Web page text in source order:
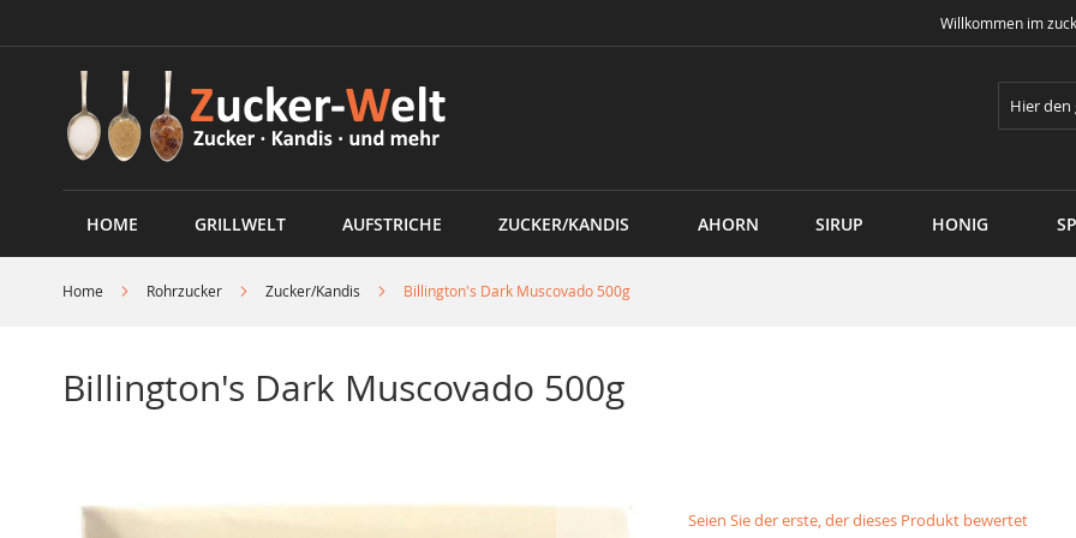
zum
Willkommen im
Suche
HOME GRILLWELT AUFSTRICHE ZUCKER/KANDIS AHORN SIRUP HONIG
Home Rohrzucker Zucker/Kandis Billington's Dark Muscovado 500g
Billington's Dark Muscovado 500g
Skip
Seien Sie der erste, der dieses Produkt bewertet